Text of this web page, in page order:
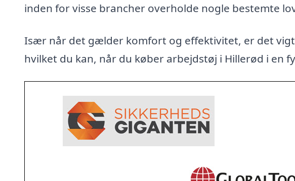
inden for visse brancher overholde nogle bestemte
Især når det gælder komfort og effektivitet, er det
hvilket du kan, når du køber arbejdstøj i Hillerød i en